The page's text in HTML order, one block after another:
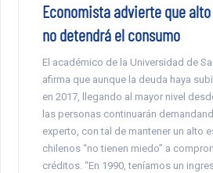
Economista advierte que
no detendrá el consumo
El académico de la Universidad de
afirma que aunque la deuda haya
en 2017, llegando al mayor nivel
las personas continuarán
experto, con tal de mantener un alto
chilenos “no tienen miedo” a
créditos. “En 1990, teníamos un